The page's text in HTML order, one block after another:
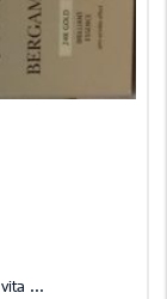
...